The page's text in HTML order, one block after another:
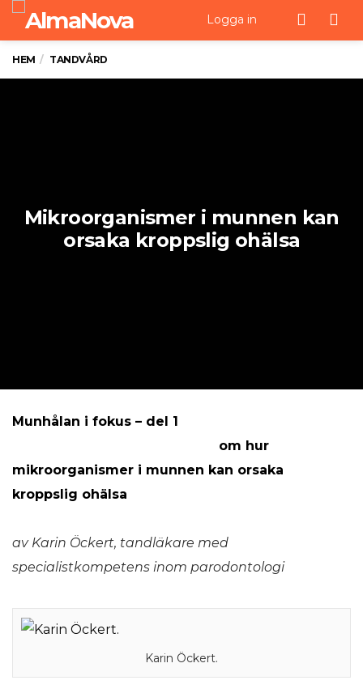
Logga in
HEM TANDVÅRD
Mikroorganismer i munnen kan
orsaka kroppslig ohälsa
Munhålan i fokus – del 1
om hur
mikroorganismer i munnen kan orsaka
kroppslig ohälsa
av Karin Öckert, tandläkare med
specialistkompetens inom parodontologi
Karin Öckert.